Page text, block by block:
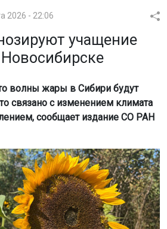
2026 - 22:06
учащение
волны жары в Сибири будут
связано с изменением климата
сообщает издание СО РАН